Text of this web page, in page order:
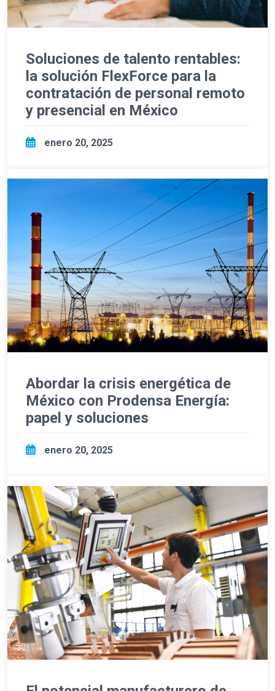
Soluciones de talento rentables:
la solución FlexForce para la
contratación de personal remoto
y presencial en México
enero 20, 2025
Abordar la crisis energética de
México con Prodensa Energía:
papel y soluciones
enero 20, 2025